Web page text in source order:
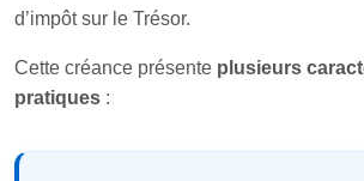
d’impôt sur le Trésor.
Cette créance présente plusieurs
pratiques :